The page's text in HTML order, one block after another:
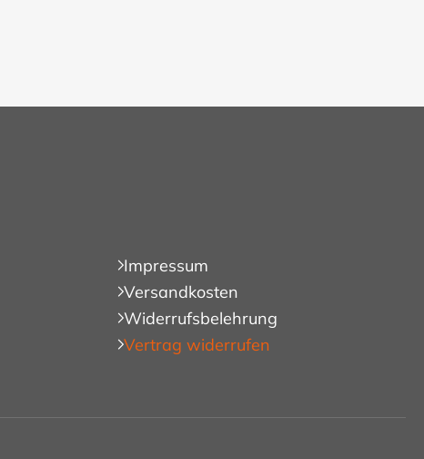
Impressum
Versandkosten
Widerrufsbelehrung
Vertrag widerrufen